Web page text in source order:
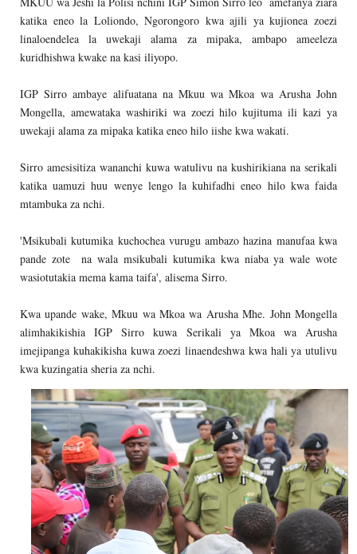
katika eneo la Loliondo, Ngorongoro kwa ajili ya kujionea zoezi
linaloendelea la uwekaji alama za mipaka, ambapo ameeleza
kuridhishwa kwake na kasi iliyopo.
IGP Sirro ambaye alifuatana na Mkuu wa Mkoa wa Arusha John
Mongella, amewataka washiriki wa zoezi hilo kujituma ili kazi ya
uwekaji alama za mipaka katika eneo hilo iishe kwa wakati.
Sirro amesisitiza wananchi kuwa watulivu na kushirikiana na serikali
katika uamuzi huu wenye lengo la kuhifadhi eneo hilo kwa faida
mtambuka za nchi.
'Msikubali kutumika kuchochea vurugu ambazo hazina manufaa kwa
pande zote na wala msikubali kutumika kwa niaba ya wale wote
wasiotutakia mema kama taifa', alisema Sirro.
Kwa upande wake, Mkuu wa Mkoa wa Arusha Mhe. John Mongella
alimhakikishia IGP Sirro kuwa Serikali ya Mkoa wa Arusha
imejipanga kuhakikisha kuwa zoezi linaendeshwa kwa hali ya utulivu
kwa kuzingatia sheria za nchi.